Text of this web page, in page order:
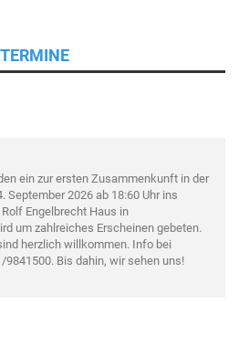
ein zur ersten Zusammenkunft in der
September 2026 ab 18:60 Uhr ins
Engelbrecht Haus in
um zahlreiches Erscheinen gebeten.
herzlich willkommen. Info bei
9841500. Bis dahin, wir sehen uns!